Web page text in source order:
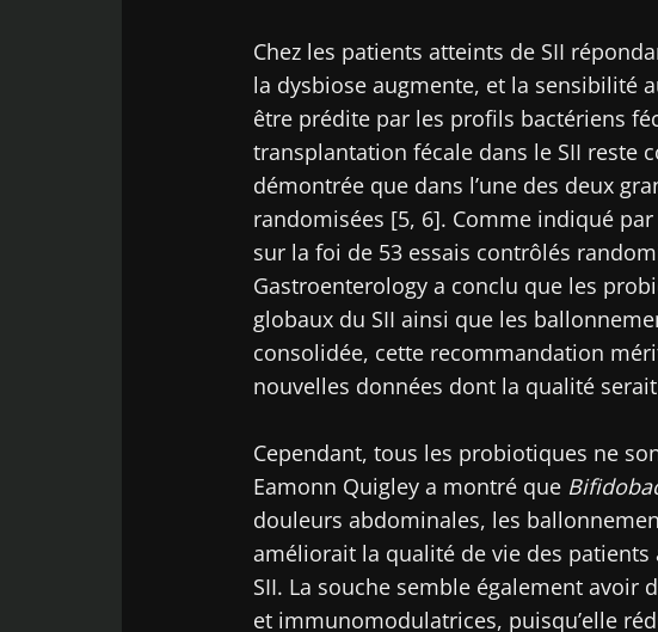
Chez les patients atteints de SII
la dysbiose augmente, et la sensibilité
être prédite par les profils bactériens
transplantation fécale dans le SII reste
démontrée que dans l’une des deux
randomisées [5, 6]. Comme indiqué
sur la foi de 53 essais contrôlés
Gastroenterology a conclu que les
globaux du SII ainsi que les
consolidée, cette recommandation
nouvelles données dont la qualité
Cependant, tous les probiotiques ne
Eamonn Quigley a montré que
douleurs abdominales, les
améliorait la qualité de vie des
SII. La souche semble également
et immunomodulatrices, puisqu’elle